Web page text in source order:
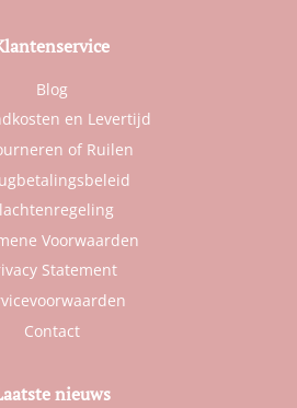
Blog
en Levertijd
of Ruilen
Voorwaarden
Statement
Contact
nieuws